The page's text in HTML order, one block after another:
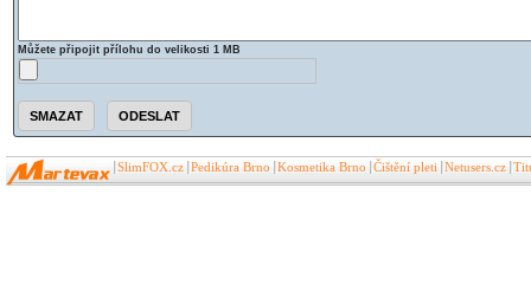
Můžete připojit přílohu do velikosti 1 MB
SlimFOX.cz Pedikúra Brno Kosmetika Brno Čištění pleti Netusers.cz